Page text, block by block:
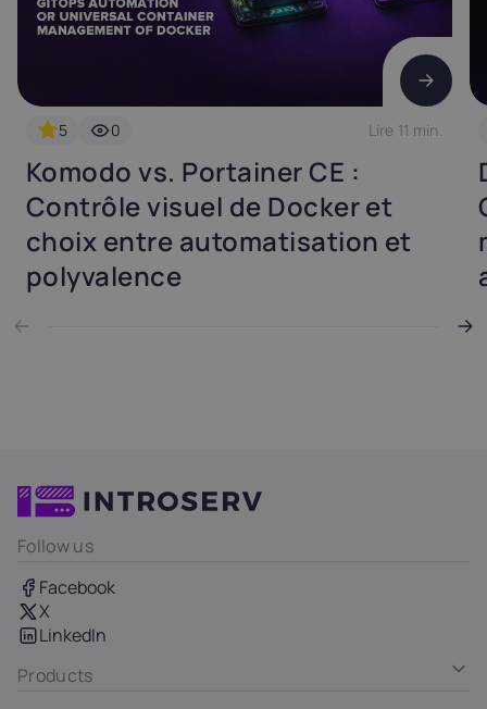
5 0 Lire 11 min.
Komodo vs. Portainer CE :
Contrôle visuel de Docker et
choix entre automatisation et
polyvalence
Follow us
Facebook
X
LinkedIn
Products